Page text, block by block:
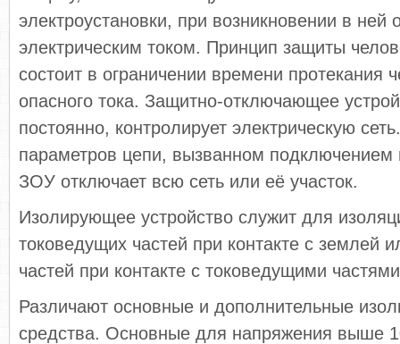
электроустановки, при возникновении в ней
электрическим током. Принцип защиты
состоит в ограничении времени протекания
опасного тока. Защитно-отключающее
постоянно, контролирует электрическую
параметров цепи, вызванном подключением
ЗОУ отключает всю сеть или её участок.
Изолирующее устройство служит для
токоведущих частей при контакте с землей
частей при контакте с токоведущими
Различают основные и дополнительные
средства. Основные для напряжения выше